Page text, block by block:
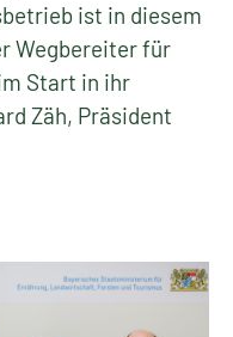
ist in diesem
Wegbereiter für
Start in ihr
Zäh, Präsident